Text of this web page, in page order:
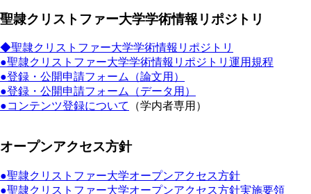
聖隷クリストファー大学学術情報リポジトリ
◆聖隷クリストファー大学学術情報リポジトリ
●聖隷クリストファー大学学術情報リポジトリ運用規程
●登録・公開申請フォーム（論文用）
●登録・公開申請フォーム（データ用）
●コンテンツ登録について
（学内者専用）
オープンアクセス方針
●聖隷クリストファー大学オープンアクセス方針
●聖隷クリストファー大学オープンアクセス方針実施要領